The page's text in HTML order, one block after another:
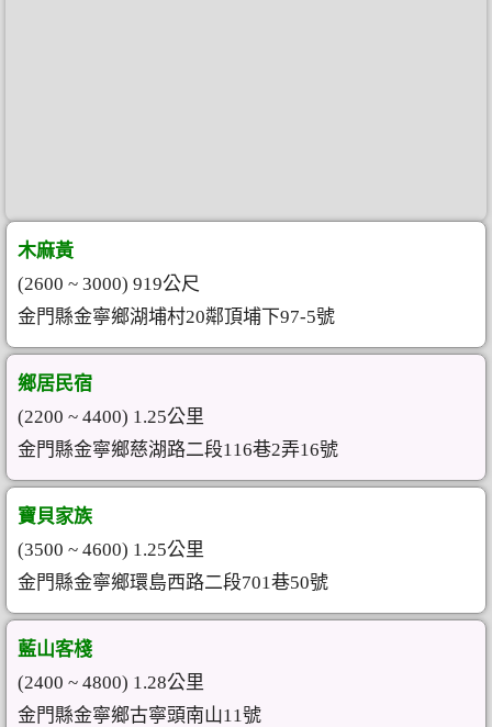
木麻黃
(2600 ~ 3000) 919公尺
金門縣金寧鄉湖埔村20鄰頂埔下97-5號
鄉居民宿
(2200 ~ 4400) 1.25公里
金門縣金寧鄉慈湖路二段116巷2弄16號
寶貝家族
(3500 ~ 4600) 1.25公里
金門縣金寧鄉環島西路二段701巷50號
藍山客棧
(2400 ~ 4800) 1.28公里
金門縣金寧鄉古寧頭南山11號